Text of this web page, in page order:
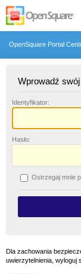
OpenSquare Portal
Wprowadź
Identyfikator:
Hasło:
Ostrzegaj mnie
Dla zachowania
uwierzytelnienia, wyloguj